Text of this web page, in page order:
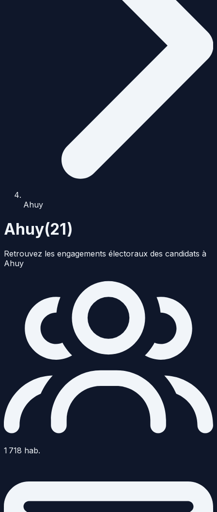
Ahuy
Ahuy(21)
Retrouvez les engagements électoraux des candidats à
Ahuy
1 718 hab.